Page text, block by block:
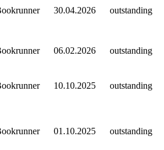
30.04.2026 outstanding
06.02.2026 outstanding
10.10.2025 outstanding
01.10.2025 outstanding